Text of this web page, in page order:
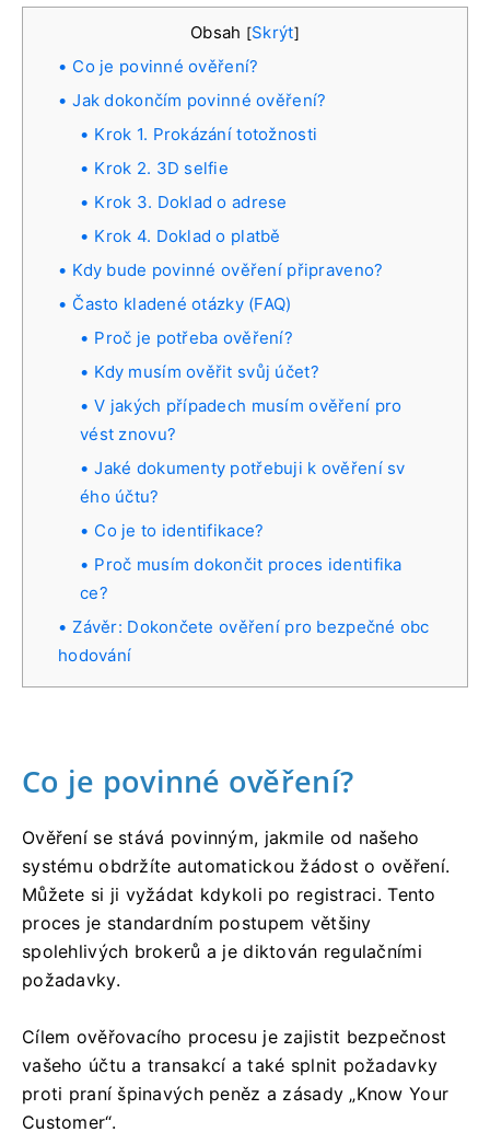
Obsah [Skrýt]
Co je povinné ověření?
Jak dokončím povinné ověření?
Krok 1. Prokázání totožnosti
Krok 2. 3D selfie
Krok 3. Doklad o adrese
Krok 4. Doklad o platbě
Kdy bude povinné ověření připraveno?
Často kladené otázky (FAQ)
Proč je potřeba ověření?
Kdy musím ověřit svůj účet?
V jakých případech musím ověření pro
vést znovu?
Jaké dokumenty potřebuji k ověření sv
ého účtu?
Co je to identifikace?
Proč musím dokončit proces identifika
ce?
Závěr: Dokončete ověření pro bezpečné obc
hodování
Co je povinné ověření?
Ověření se stává povinným, jakmile od našeho
systému obdržíte automatickou žádost o ověření.
Můžete si ji vyžádat kdykoli po registraci. Tento
proces je standardním postupem většiny
spolehlivých brokerů a je diktován regulačními
požadavky.
Cílem ověřovacího procesu je zajistit bezpečnost
vašeho účtu a transakcí a také splnit požadavky
proti praní špinavých peněz a zásady „Know Your
Customer“.